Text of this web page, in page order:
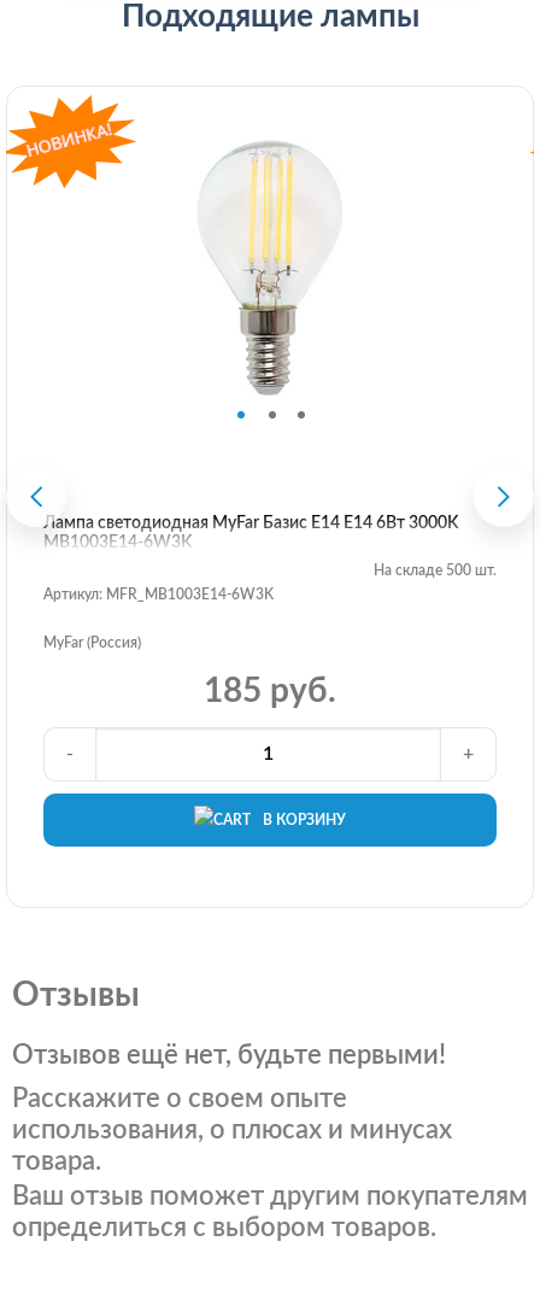
Подходящие лампы
Лампа светодиодная MyFar Базис E14 E14 6Вт 3000K
MB1003E14-6W3K
На складе 500 шт.
Артикул: MFR_MB1003E14-6W3K
MyFar (Россия)
185 руб.
В КОРЗИНУ
- +
Отзывы
Отзывов ещё нет, будьте первыми!
Расскажите о своем опыте
использования, о плюсах и минусах
товара.
Ваш отзыв поможет другим покупателям
определиться с выбором товаров.